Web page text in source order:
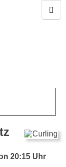
20:15 Uhr